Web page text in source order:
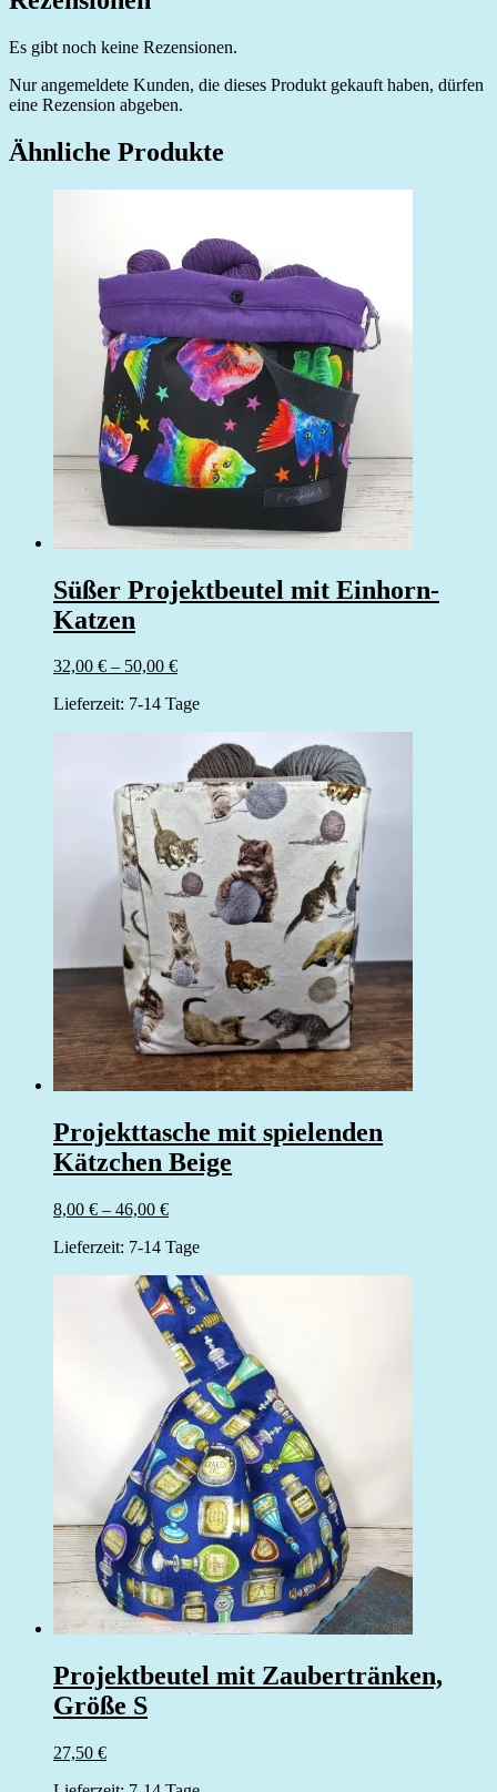
Es gibt noch keine Rezensionen.
Nur angemeldete Kunden, die dieses Produkt gekauft haben, dürfen
eine Rezension abgeben.
Ähnliche Produkte
Süßer Projektbeutel mit Einhorn-
Katzen
32,00 € – 50,00 €
Lieferzeit: 7-14 Tage
Projekttasche mit spielenden
Kätzchen Beige
8,00 € – 46,00 €
Lieferzeit: 7-14 Tage
Projektbeutel mit Zaubertränken,
Größe S
27,50 €